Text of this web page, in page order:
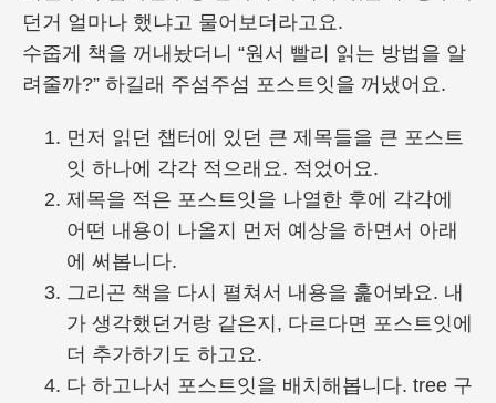
던거 얼마나 했냐고 물어보더라고요.
수줍게 책을 꺼내놨더니 “원서 빨리 읽는 방법을 알
려줄까?” 하길래 주섬주섬 포스트잇을 꺼냈어요.
먼저 읽던 챕터에 있던 큰 제목들을 큰 포스트
잇 하나에 각각 적으래요. 적었어요.
제목을 적은 포스트잇을 나열한 후에 각각에
어떤 내용이 나올지 먼저 예상을 하면서 아래
에 써봅니다.
그리곤 책을 다시 펼쳐서 내용을 훑어봐요. 내
가 생각했던거랑 같은지, 다르다면 포스트잇에
더 추가하기도 하고요.
다 하고나서 포스트잇을 배치해봅니다. tree 구